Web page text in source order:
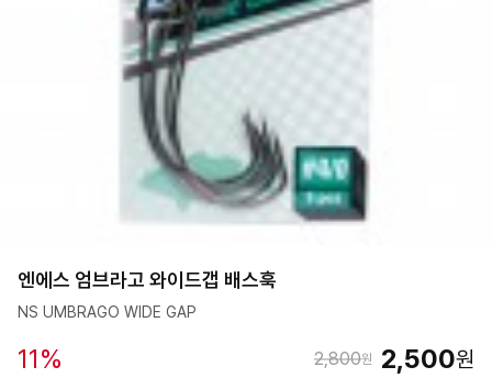
엔에스 엄브라고 와이드갭 배스훅
NS UMBRAGO WIDE GAP
11% 2,800원 2,500원